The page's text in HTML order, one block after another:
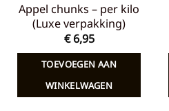
Appel chunks – per kilo
(Luxe verpakking)
€6,95
TOEVOEGEN AAN
WINKELWAGEN